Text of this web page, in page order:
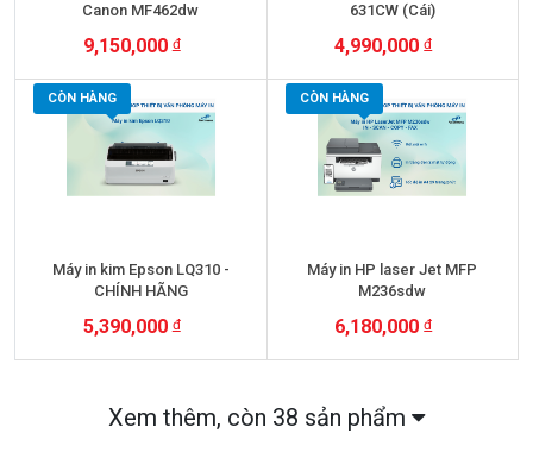
Canon MF462dw
9,150,000+ VAT
631CW (Cái)
4,990,000+ VAT
CÒN HÀNG
Máy in kim Epson LQ310 -
CHÍNH HÃNG
5,390,000+ VAT
CÒN HÀNG
Máy in HP laser Jet MFP
M236sdw
6,180,000+ VAT
Xem thêm, còn 38 sản phẩm